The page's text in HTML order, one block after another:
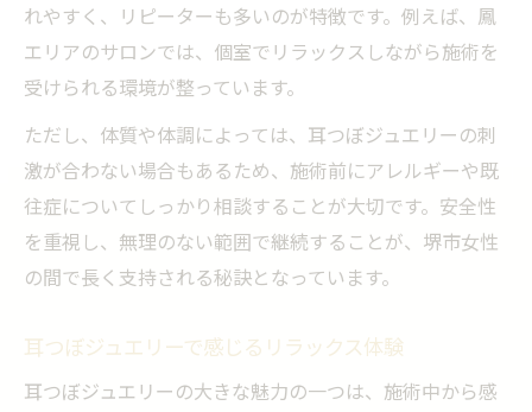
れやすく、リピーターも多いのが特徴です。例えば、鳳
エリアのサロンでは、個室でリラックスしながら施術を
受けられる環境が整っています。
ただし、体質や体調によっては、耳つぼジュエリーの刺
激が合わない場合もあるため、施術前にアレルギーや既
往症についてしっかり相談することが大切です。安全性
を重視し、無理のない範囲で継続することが、堺市女性
の間で長く支持される秘訣となっています。
耳つぼジュエリーで感じるリラックス体験
耳つぼジュエリーの大きな魅力の一つは、施術中から感